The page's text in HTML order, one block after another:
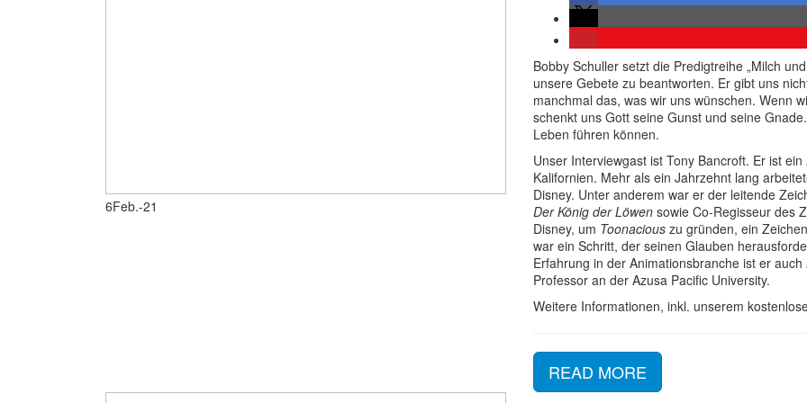
6Feb.-21
Bobby Schuller setzt die Predigtreihe „Milch
unsere Gebete zu beantworten. Er gibt uns
manchmal das, was wir uns wünschen. Wenn
schenkt uns Gott seine Gunst und seine
Leben führen können.
Unser Interviewgast ist Tony Bancroft. Er ist
Kalifornien. Mehr als ein Jahrzehnt lang
Disney. Unter anderem war er der leitende
Der König der Löwen sowie Co-Regisseur des
Disney, um Toonacious zu gründen, ein
war ein Schritt, der seinen Glauben
Erfahrung in der Animationsbranche ist er
Professor an der Azusa Pacific University.
Weitere Informationen, inkl. unserem
READ MORE